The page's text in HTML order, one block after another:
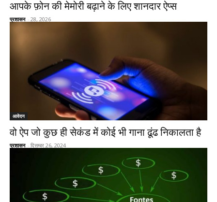
आपके फ़ोन की मेमोरी बढ़ाने के लिए शानदार ऐप्स
प्रशासन - 28, 2026
आवेदन
वो ऐप जो कुछ ही सेकंड में कोई भी गाना ढूंढ निकालता है
प्रशासन - दिसम्बर 26, 2024